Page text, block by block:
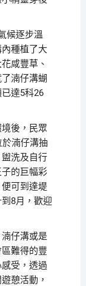
候逐步溫
種植了大
咸豐草、
湳仔溝蝴
達5科26
後，民眾
湳仔溝抽
洗及自行
的巨幅彩
可到達堤
8月，歡迎
仔溝或是
難得的豐
受，透過
憩活動，